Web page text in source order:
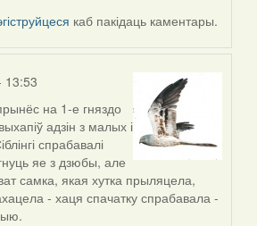
каб пакідаць каментары.
13:53
на 1-е гняздо
адзін з малых і
спрабавалі
яе з дзюбы, але
самка, якая хутка прыляцела,
- хаця спачатку спрабавала -